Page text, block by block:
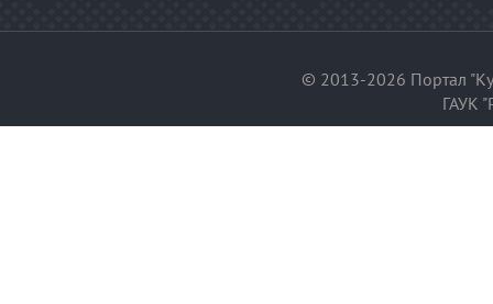
© 2013-2026 Портал
ГАУК